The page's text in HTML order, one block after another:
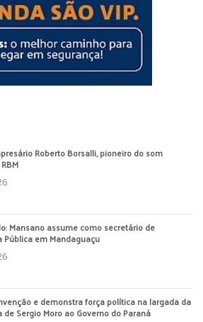
Roberto Borsalli, pioneiro do som
Mansano assume como secretário de
Pública em Mandaguaçu
e demonstra força política na largada da
Sergio Moro ao Governo do Paraná